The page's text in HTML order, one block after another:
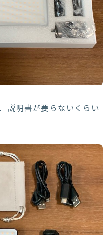
説明書が要らないくらい